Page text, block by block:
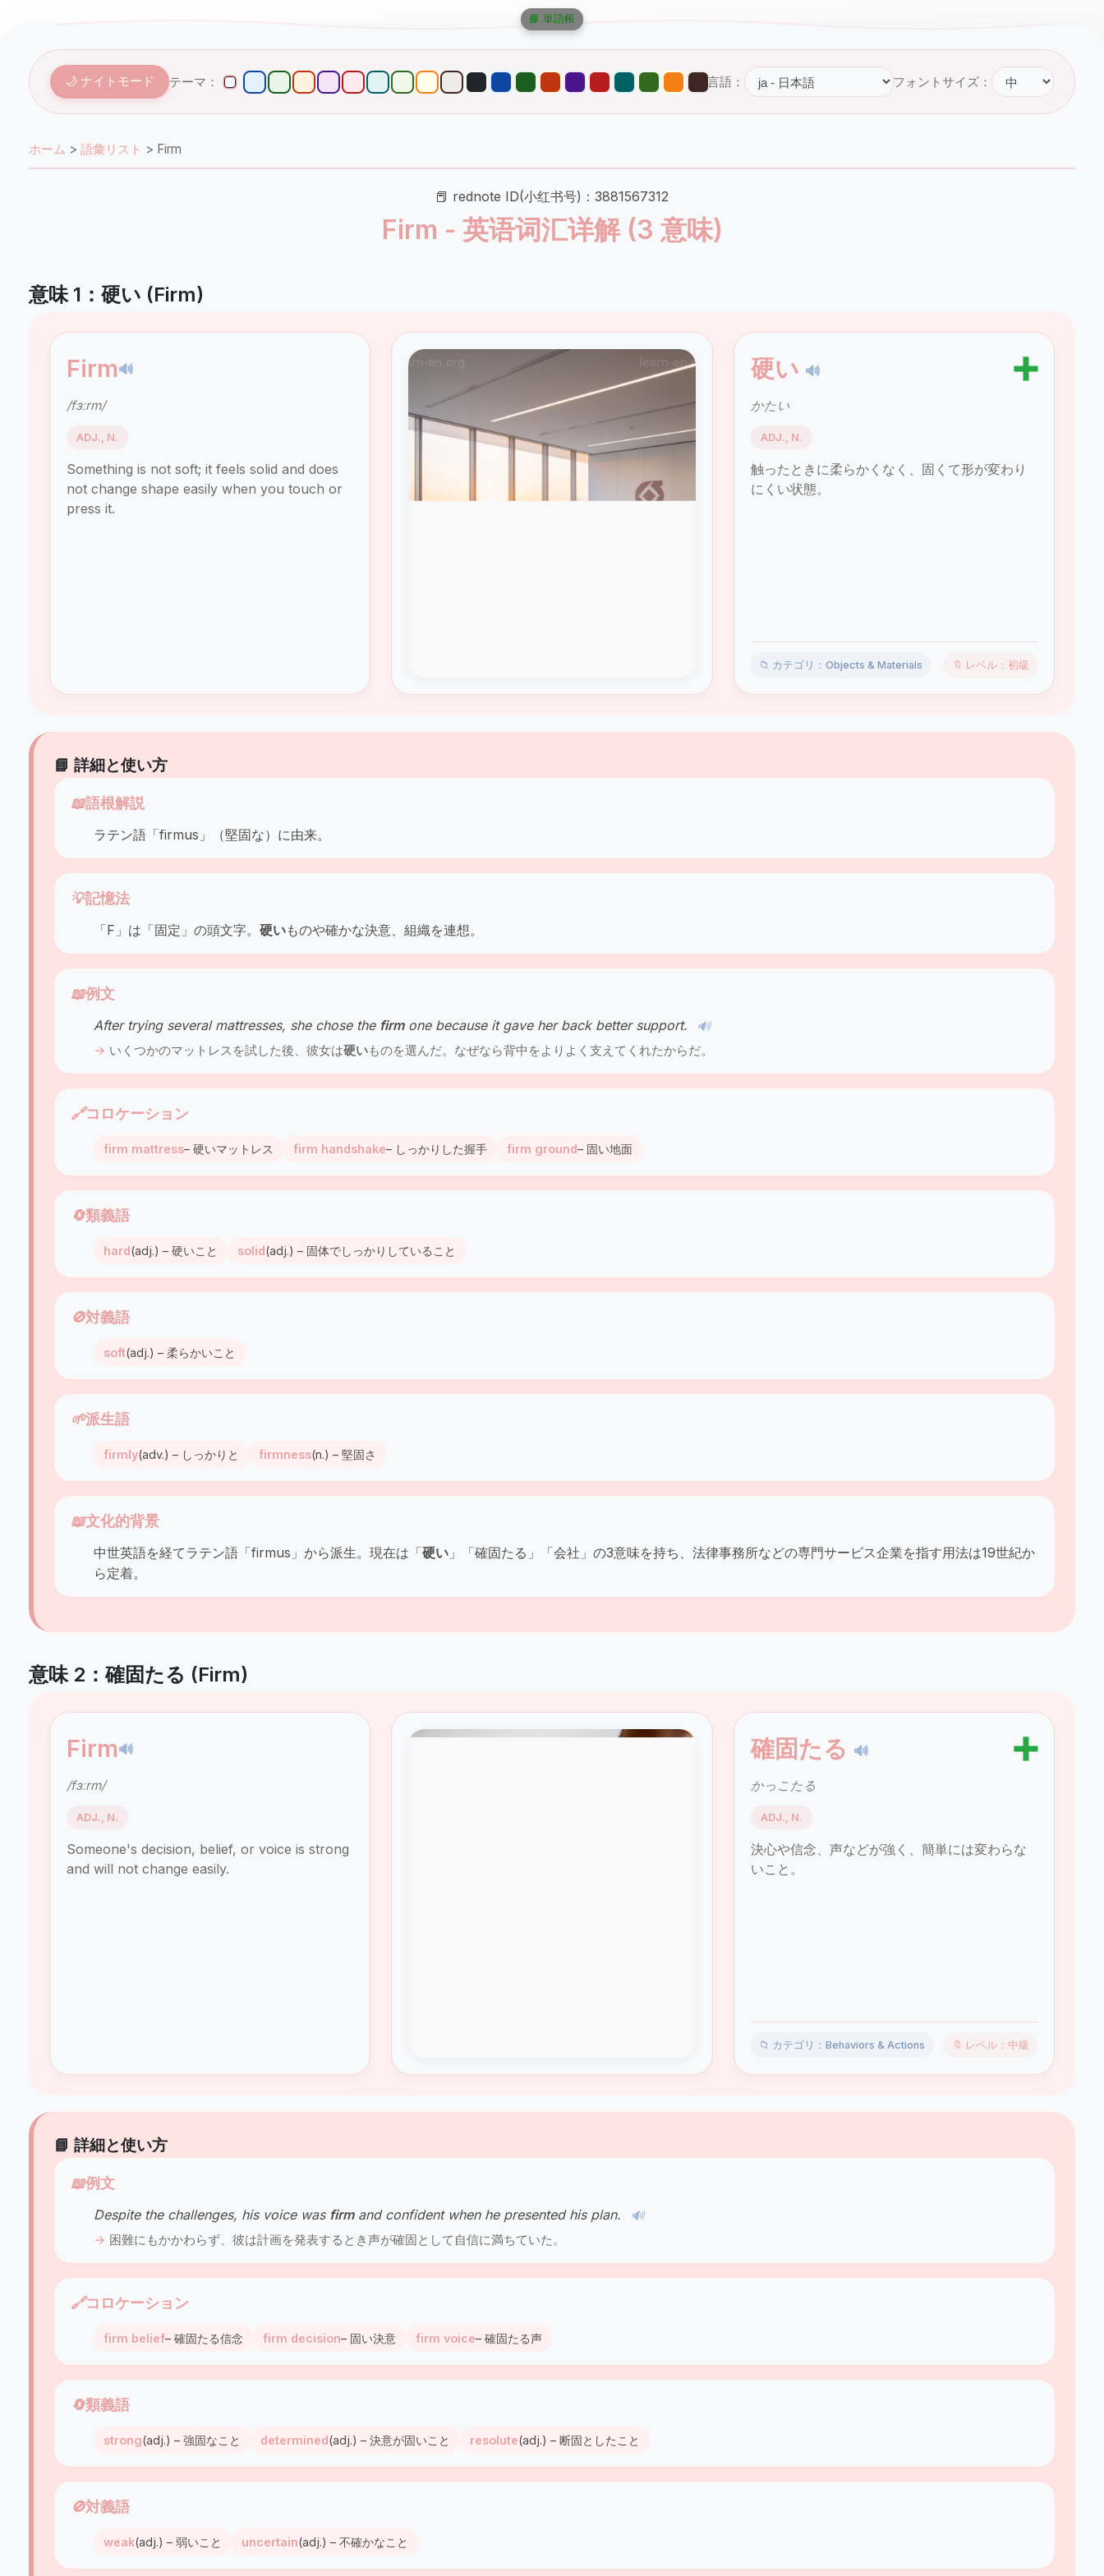
🌙 ナイトモード テーマ： 言語： フォントサイズ：
ホーム > 語彙リスト > Firm
📕 rednote ID(小红书号)：3881567312
Firm - 英语词汇详解 (3 意味)
意味 1：硬い (Firm)
Firm🔊
/fɜːrm/
ADJ., N.
Something is not soft; it feels solid and does
not change shape easily when you touch or
press it.
硬い 🔊 ➕
かたい
ADJ., N.
触ったときに柔らかくなく、固くて形が変わり
にくい状態。
📁 カテゴリ：Objects & Materials 🔖 レベル：初級
📘 詳細と使い方
📖語根解説
ラテン語「firmus」（堅固な）に由来。
💡記憶法
「F」は「固定」の頭文字。 硬いものや確かな決意、組織を連想。
📖例文
After trying several mattresses, she chose the firmone because it gave her back better support. 🔊
いくつかのマットレスを試した後、彼女は硬いものを選んだ。なぜなら背中をよりよく支えてくれたからだ。
🔗コロケーション
firm mattress– 硬いマットレス firm handshake– しっかりした握手 firm ground– 固い地面
🔄類義語
hard(adj.) – 硬いこと solid(adj.) – 固体でしっかりしていること
🚫対義語
soft(adj.) – 柔らかいこと
🌱派生語
firmly(adv.) – しっかりと firmness(n.) – 堅固さ
📖文化的背景
中世英語を経てラテン語「firmus」から派生。現在は「硬い 」「確固たる」「会社」の3意味を持ち、法律事務所などの専門サービス企業を指す用法は19世紀か
ら定着。
意味 2：確固たる (Firm)
Firm🔊
/fɜːrm/
ADJ., N.
Someone's decision, belief, or voice is strong
and will not change easily.
確固たる 🔊 ➕
かっこたる
ADJ., N.
決心や信念、声などが強く、簡単には変わらな
いこと。
📁 カテゴリ：Behaviors & Actions 🔖 レベル：中級
📘 詳細と使い方
📖例文
Despite the challenges, his voice was firmand confident when he presented his plan. 🔊
困難にもかかわらず、彼は計画を発表するとき声が確固として自信に満ちていた。
🔗コロケーション
firm belief– 確固たる信念 firm decision– 固い決意 firm voice– 確固たる声
🔄類義語
strong(adj.) – 強固なこと determined(adj.) – 決意が固いこと resolute(adj.) – 断固としたこと
🚫対義語
weak(adj.) – 弱いこと uncertain(adj.) – 不確かなこと
📘 単語帳